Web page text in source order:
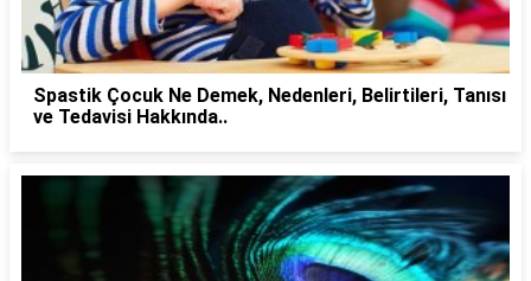
Spastik Çocuk Ne Demek, Nedenleri, Belirtileri, Tanısı
ve Tedavisi Hakkında..